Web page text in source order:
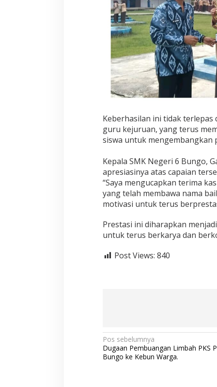
Keberhasilan ini tidak
guru kejuruan, yang terus
siswa untuk mengembangkan
Kepala SMK Negeri 6 Bungo,
apresiasinya atas capaian
“Saya mengucapkan terima
yang telah membawa nama
motivasi untuk terus
Prestasi ini diharapkan
untuk terus berkarya dan
Post Views: 840
N
a
Pos sebelumnya
Dugaan Pembuangan Limbah PKS
Bungo ke Kebun Warga.